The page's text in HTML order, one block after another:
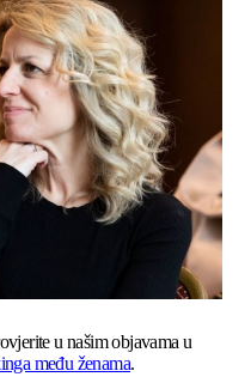
u našim objavama u
među ženama.